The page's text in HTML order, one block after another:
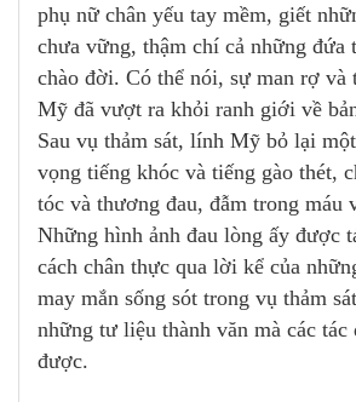
phụ nữ chân yếu tay mềm, giết
chưa vững, thậm chí cả những đứa
chào đời. Có thể nói, sự man rợ và
Mỹ đã vượt ra khỏi ranh giới về
Sau vụ thảm sát, lính Mỹ bỏ lại
vọng tiếng khóc và tiếng gào thét,
tóc và thương đau, đẫm trong máu
Những hình ảnh đau lòng ấy được
cách chân thực qua lời kể của
may mắn sống sót trong vụ thảm
những tư liệu thành văn mà các tác
được.